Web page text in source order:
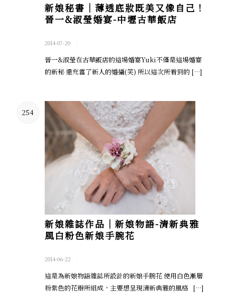
新娘秘書│薄透底妝既美又像自己！
晉一&淑瑩婚宴-中壢古華飯店
2014-07-20
晉一&淑瑩在古華飯店的這場婚宴Yuki不僅是這場婚宴
的新秘 還充當了新人的婚攝(笑) 所以這次所看到的 […]
254
新娘雜誌作品│新娘物語-清新典雅
風白粉色新娘手腕花
2014-06-22
這是為新娘物語雜誌所設計的新娘手腕花 使用白色漸層
粉紫色的花瓣所組成，主要想呈現清新典雅的風格 […]